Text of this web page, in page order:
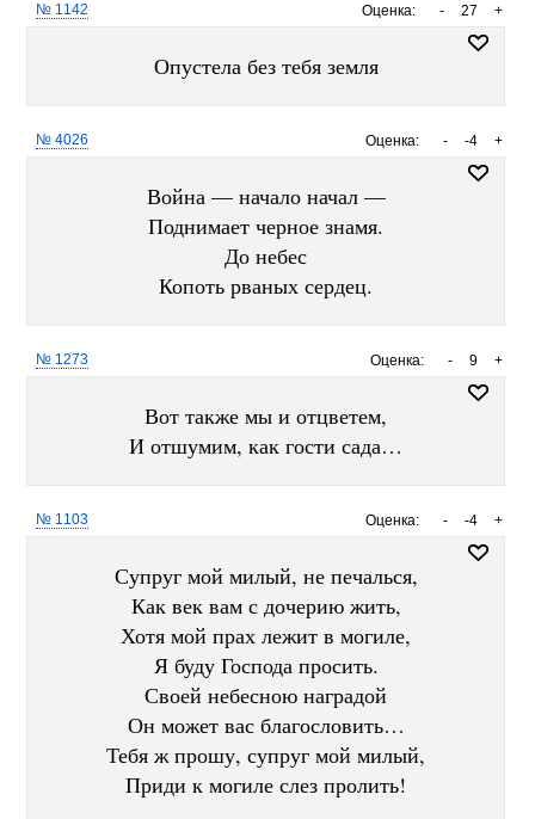
Оценка: +
27
-
№ 1142
Опустела без тебя земля
Оценка: +
-4
-
№ 4026
Война — начало начал —
Поднимает черное знамя.
До небес
Копоть рваных сердец.
Оценка: +
9
-
№ 1273
Вот также мы и отцветем,
И отшумим, как гости сада…
Оценка: +
-4
-
№ 1103
Супруг мой милый, не печалься,
Как век вам с дочерию жить,
Хотя мой прах лежит в могиле,
Я буду Господа просить.
Своей небесною наградой
Он может вас благословить…
Тебя ж прошу, супруг мой милый,
Приди к могиле слез пролить!